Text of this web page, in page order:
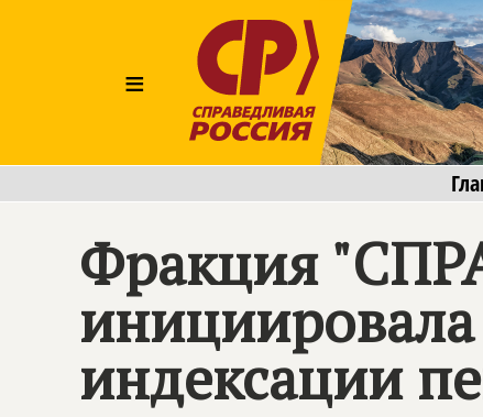
≡
Фракция
инициировала
индексации